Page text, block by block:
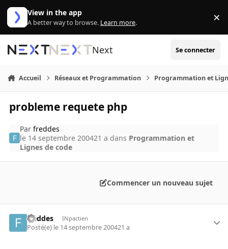
Aller au contenu
View in the app
A better way to browse. Learn more. ×
Next Se connecter
Accueil Réseaux et Programmation Programmation et
probleme requete php
Parfreddes
le 14 septembre 200421 a dans Programmation et
Lignes de code
Commencer un nouveau sujet
freddes INpactien
Posté(e) le 14 septembre 200421 a